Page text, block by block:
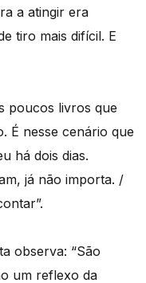
a atingir era
tiro mais difícil. E
poucos livros que
É nesse cenário que
há dois dias.
já não importa. /
observa: “São
um reflexo da